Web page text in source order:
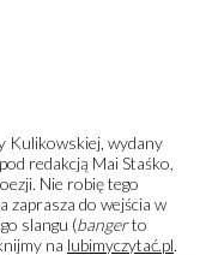
Kulikowskiej, wydany
redakcją Mai Staśko,
Nie robię tego
zaprasza do wejścia w
slangu (bangerto
na lubimyczytać.pl.